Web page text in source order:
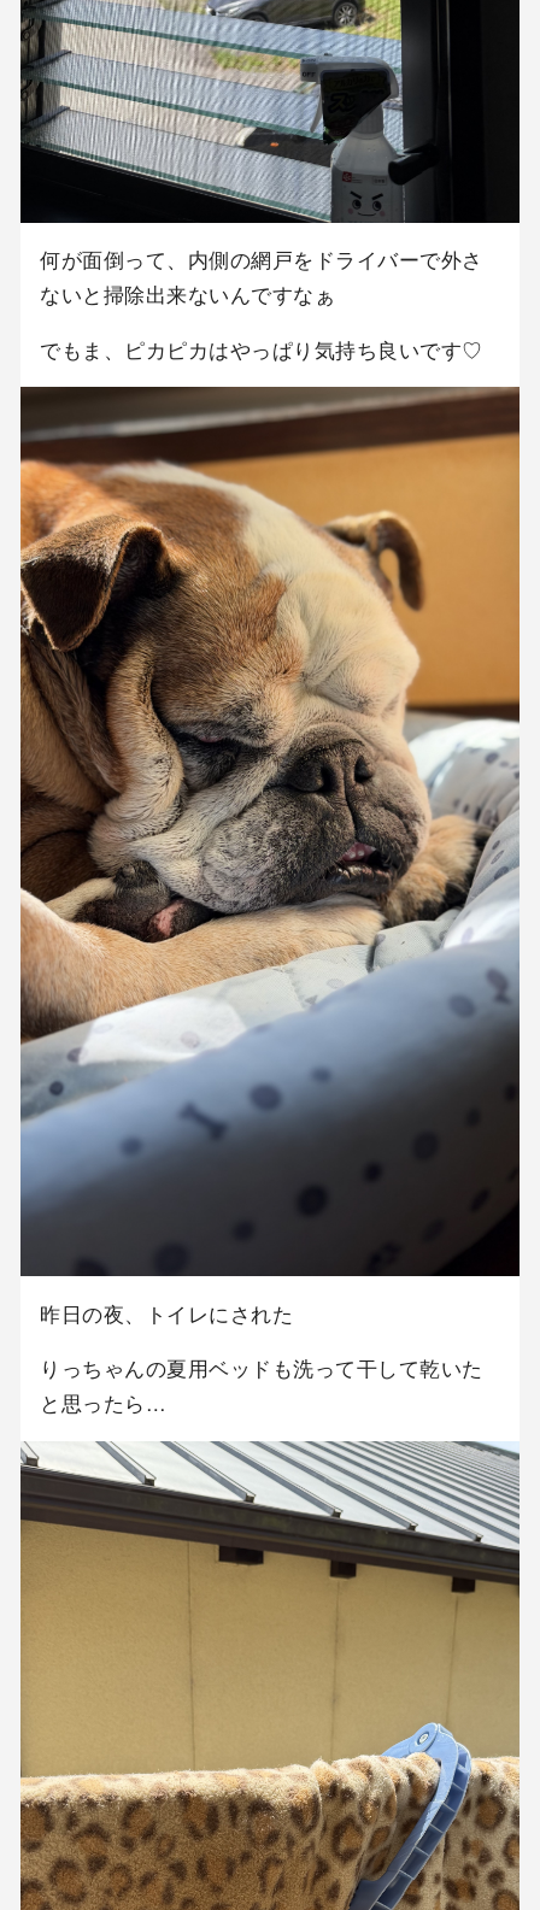
何が面倒って、内側の網戸をドライバーで外さ
ないと掃除出来ないんですなぁ
でもま、ピカピカはやっぱり気持ち良いです♡
昨日の夜、トイレにされた
りっちゃんの夏用ベッドも洗って干して乾いた
と思ったら…